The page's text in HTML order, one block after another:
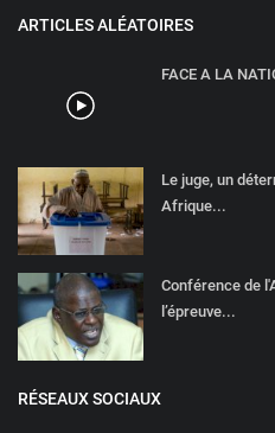
ARTICLES ALÉATOIRES
FACE A LA
Le juge, un
Afrique...
Conférence de
l’épreuve...
RÉSEAUX SOCIAUX